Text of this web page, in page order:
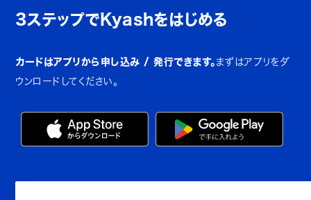
3ステップでKyashをはじめる
カードはアプリから申し込み / 発行できます。 まずはアプリをダ
ウンロードしてください。